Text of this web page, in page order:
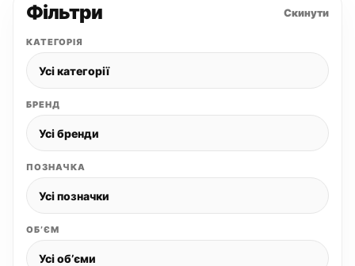
Фільтри Скинути
КАТЕГОРІЯ
БРЕНД
ПОЗНАЧКА
ОБʼЄМ